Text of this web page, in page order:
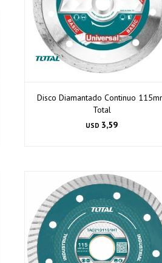
Disco Diamantado Continuo
Total
USD 3,59